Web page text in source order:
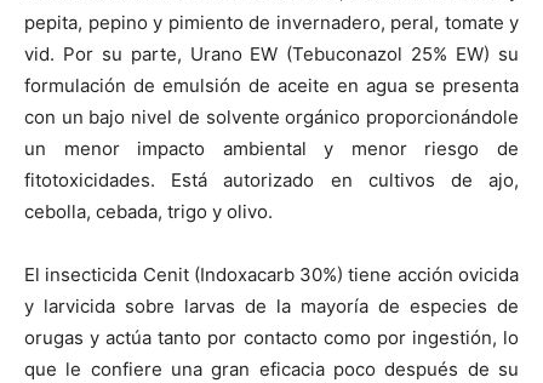
pepita, pepino y pimiento de invernadero, peral, tomate y
vid. Por su parte, Urano EW (Tebuconazol 25% EW) su
formulación de emulsión de aceite en agua se presenta
con un bajo nivel de solvente orgánico proporcionándole
un menor impacto ambiental y menor riesgo de
fitotoxicidades. Está autorizado en cultivos de ajo,
cebolla, cebada, trigo y olivo.
El insecticida Cenit (Indoxacarb 30%) tiene acción ovicida
y larvicida sobre larvas de la mayoría de especies de
orugas y actúa tanto por contacto como por ingestión, lo
que le confiere una gran eficacia poco después de su